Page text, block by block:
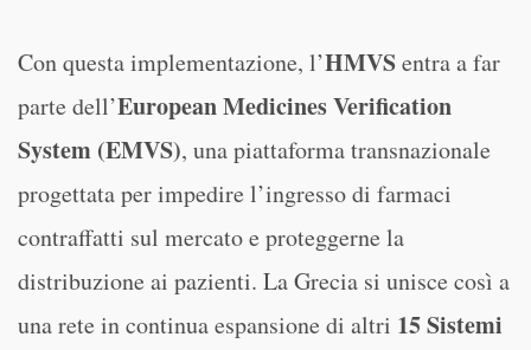
Con questa implementazione, l’HMVSentra a far
parte dell’European Medicines Verification
System (EMVS), una piattaforma transnazionale
progettata per impedire l’ingresso di farmaci
contraffatti sul mercato e proteggerne la
distribuzione ai pazienti. La Grecia si unisce così a
una rete in continua espansione di altri 15 Sistemi